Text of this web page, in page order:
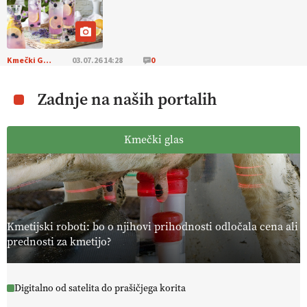
Kmečki Glas 03.07.26 14:28 0
Zadnje na naših portalih
Kmečki glas
Kmetijski roboti: bo o njihovi prihodnosti odločala cena ali
prednosti za kmetijo?
Digitalno od satelita do prašičjega korita